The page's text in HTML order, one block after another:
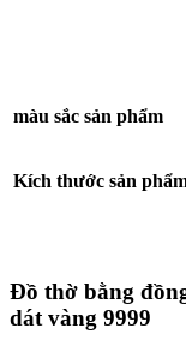
màu sắc sản phẩm
Kích thước sản
Đồ thờ bằng
dát vàng 9999